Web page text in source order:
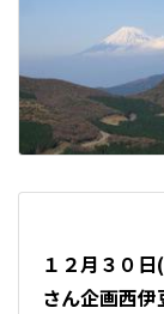
１２月３０
さん企画西